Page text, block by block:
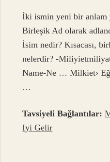
İki ismin yeni bir anlam
Birleşik Ad olarak
İsim nedir? Kısacası,
nelerdir? -
Name-Ne … Milkiet›
…
Tavsiyeli Bağlantılar:
Iyi Gelir